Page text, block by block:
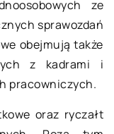
ze
sprawozdań
obejmują także
z kadrami i
pracowniczych.
oraz ryczałt